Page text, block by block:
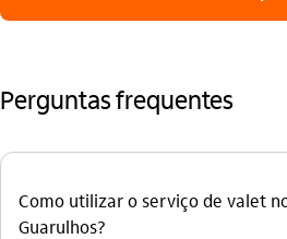
Perguntas frequentes
Como utilizar o serviço de valet
Guarulhos?